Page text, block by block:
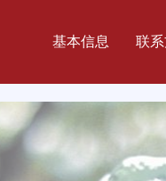
基本信息 联